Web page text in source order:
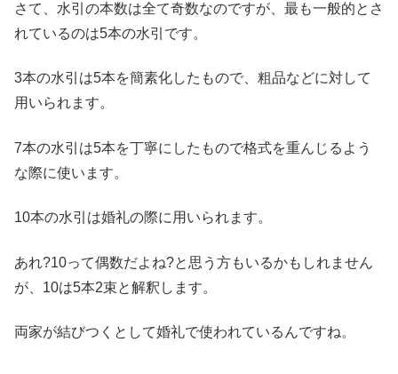
さて、水引の本数は全て奇数なのですが、 最も一般的とさ
れているのは5本の水引です。
3本の水引は5本を簡素化したもので、粗品などに対して
用いられます。
7本の水引は5本を丁寧にしたもので格式を重んじるよう
な際に使います。
10本の水引は婚礼の際に用いられます。
あれ?10って偶数だよね?と思う方もいるかもしれません
が、10は5本2束と解釈します。
両家が結びつくとして婚礼で使われているんですね。